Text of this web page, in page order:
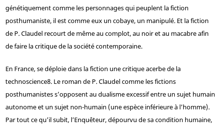
génétiquement comme les personnages qui peuplent la fiction
posthumaniste, il est comme eux un cobaye, un manipulé. Et la fiction
de P. Claudel recourt de même au complot, au noir et au macabre afin
de faire la critique de la société contemporaine.
En France, se déploie dans la fiction une critique acerbe de la
technoscience8. Le roman de P. Claudel comme les fictions
posthumanistes s’opposent au dualisme excessif entre un sujet humain
autonome et un sujet non-humain (une espèce inférieure à l’homme).
Par tout ce qu’il subit, l’Enquêteur, dépourvu de sa condition humaine,